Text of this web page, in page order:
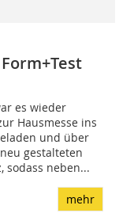
es wieder
Hausmesse ins
und über
gestalteten
sodass neben...
mehr